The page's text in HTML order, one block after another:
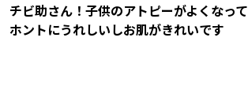
チビ助さん！子供のアトピーがよくなって
ホントにうれしいしお肌がきれいです